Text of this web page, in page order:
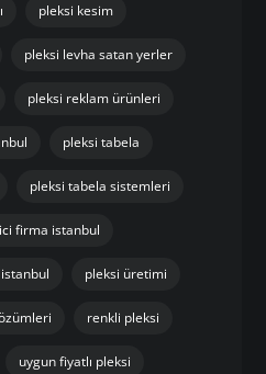
pleksi kesim
pleksi levha satan yerler
pleksi reklam ürünleri
pleksi tabela
pleksi tabela sistemleri
firma istanbul
pleksi üretimi
renkli pleksi
uygun fiyatlı pleksi